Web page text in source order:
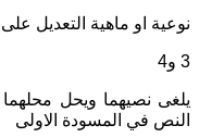
نوعية او ماهية التعديل على قانون
3 و4
يلغى نصيهما ويحل
النص في المسودة الاولى